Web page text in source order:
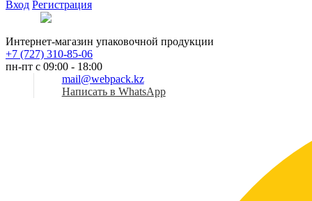
Вход Регистрация
Интернет-магазин упаковочной продукции
+7 (727) 310-85-06
пн-пт с 09:00 - 18:00
mail@webpack.kz
Написать в WhatsApp